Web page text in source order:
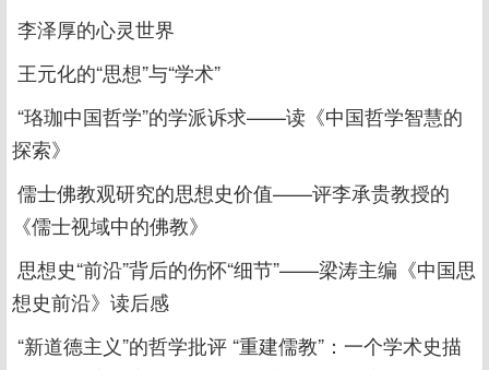
李泽厚的心灵世界
王元化的“思想”与“学术”
“珞珈中国哲学”的学派诉求——读《中国哲学智慧的
探索》
儒士佛教观研究的思想史价值——评李承贵教授的
《儒士视域中的佛教》
思想史“前沿”背后的伤怀“细节”——梁涛主编《中国思
想史前沿》读后感
“新道德主义”的哲学批评 “重建儒教”：一个学术史描